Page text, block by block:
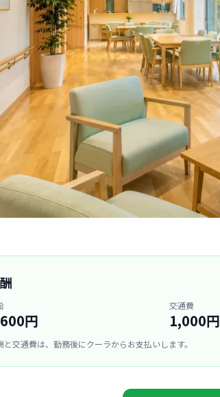
円
交通費
1,000円
と交通費は、勤務後にクーラからお支払いします。